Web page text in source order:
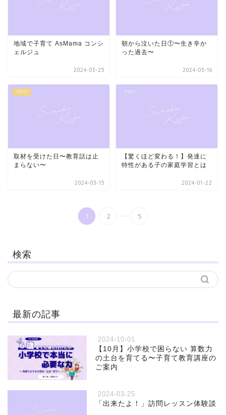
地域で子育て AsMama コンシ
ェルジュ
2024-03-25
朝から泣いた日①〜生き辛か
った過去〜
2024-03-16
ブログ
取材を受けた日〜教育話は止
まらない〜
2024-03-15
ブログ
【驚くほど変わる！】発達に
特性がある子の家庭学習とは
2024-01-22
1 2 ... 5
検索
最新の記事
2024-10-01
【10月】小学校で困らない 算数力
の土台を育てる〜子育て教育講座の
ご案内
2024-03-25
「出来たよ！」訪問レッスン体験談